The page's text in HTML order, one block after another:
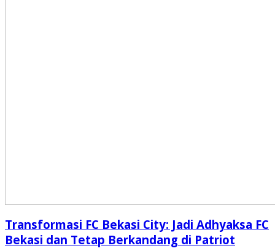
Transformasi FC Bekasi City: Jadi Adhyaksa FC
Bekasi dan Tetap Berkandang di Patriot